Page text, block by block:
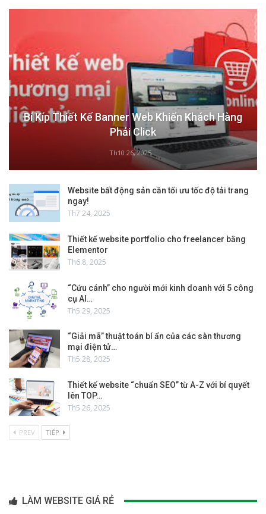
Bí Kíp Thiết Kế Banner Web Khiến Khách Hàng
Phải Click
Th10 26, 2025
Website bất động sản cần tối ưu tốc độ tải trang
ngay!
Th7 24, 2025
Thiết kế website portfolio cho freelancer bằng
Elementor
Th6 8, 2025
“Cứu cánh” cho người mới kinh doanh với 5 công
cụ AI…
Th5 29, 2025
“Giải mã” thuật toán bí ẩn của các sàn thương
mại điện tử…
Th5 28, 2025
Thiết kế website “chuẩn SEO” từ A-Z với bí quyết
lên TOP…
Th5 26, 2025
PREV TIẾP
LÀM WEBSITE GIÁ RẺ